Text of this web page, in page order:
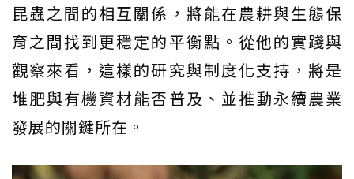
昆蟲之間的相互關係，將能在農耕與生態保
育之間找到更穩定的平衡點。從他的實踐與
觀察來看，這樣的研究與制度化支持，將是
堆肥與有機資材能否普及、並推動永續農業
發展的關鍵所在。